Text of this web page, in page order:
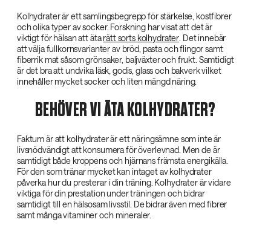
Kolhydrater är ett samlingsbegrepp för stärkelse, kostfibrer
och olika typer av socker. Forskning har visat att det är
viktigt för hälsan att ätarätt sorts kolhydrater . Det innebär
att välja fullkornsvarianter av bröd, pasta och flingor samt
fiberrik mat såsom grönsaker, baljväxter och frukt. Samtidigt
är det bra att undvika läsk, godis, glass och bakverk vilket
innehåller mycket socker och liten mängd näring.
BEHÖVER VI ÄTA KOLHYDRATER?
Faktum är att kolhydrater är ett näringsämne som inte är
livsnödvändigt att konsumera för överlevnad. Men de är
samtidigt både kroppens och hjärnans främsta energikälla.
För den som tränar mycket kan intaget av kolhydrater
påverka hur du presterar i din träning. Kolhydrater är vidare
viktiga för din prestation under träningen och bidrar
samtidigt till en hälsosam livsstil. De bidrar även med fibrer
samt många vitaminer och mineraler.